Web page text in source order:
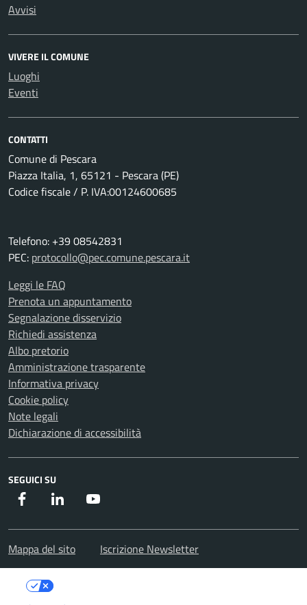
Avvisi
VIVERE IL COMUNE
Luoghi
Eventi
CONTATTI
Comune di Pescara
Piazza Italia, 1, 65121 - Pescara (PE)
Codice fiscale / P. IVA:00124600685
Telefono: +39 08542831
PEC: protocollo@pec.comune.pescara.it
Leggi le FAQ
Prenota un appuntamento
Segnalazione disservizio
Richiedi assistenza
Albo pretorio
Amministrazione trasparente
Informativa privacy
Cookie policy
Note legali
Dichiarazione di accessibilità
SEGUICI SU
Facebook Instagram
Mappa del sito Iscrizione Newsletter
Le tue preferenze relative alla privacy